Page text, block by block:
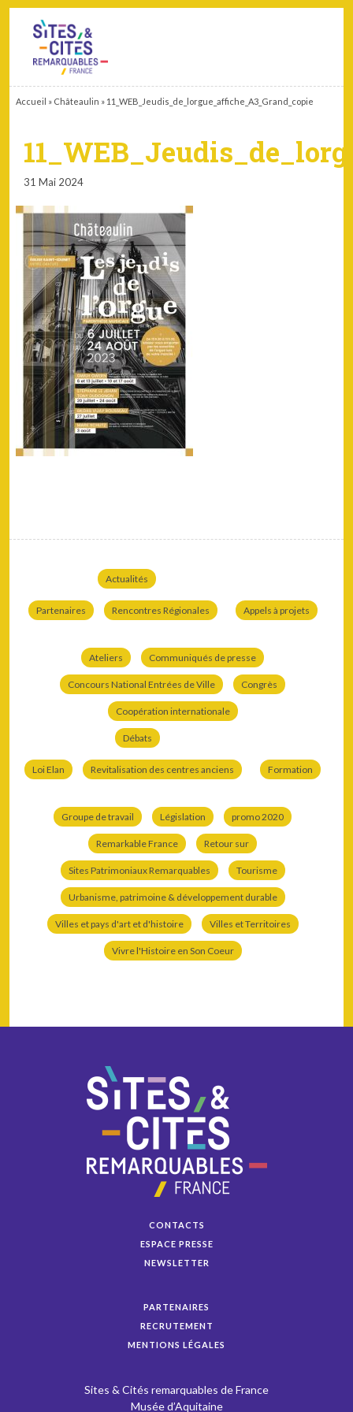
Accueil » Châteaulin » 11_WEB_Jeudis_de_lorgue_affiche_A3_Grand_copie
31 Mai 2024
Actualités
Partenaires Rencontres Régionales Appels à projets
Ateliers Communiqués de presse
Concours National Entrées de Ville Congrès
Coopération internationale
Débats
Loi Elan Revitalisation des centres anciens Formation
Groupe de travail Législation promo 2020
Remarkable France Retour sur
Sites Patrimoniaux Remarquables Tourisme
Urbanisme, patrimoine & développement durable
Villes et pays d'art et d'histoire Villes et Territoires
Vivre l'Histoire en Son Coeur
CONTACTS
ESPACE PRESSE
NEWSLETTER
PARTENAIRES
RECRUTEMENT
MENTIONS LÉGALES
Sites & Cités remarquables de France
Musée d’Aquitaine